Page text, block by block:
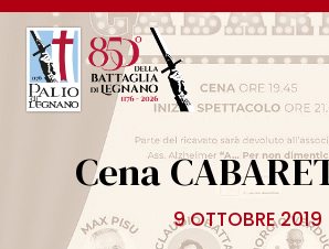
Cena
9 OTTOBRE 2019